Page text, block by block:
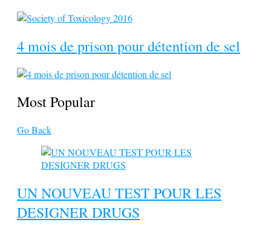
4 mois de prison pour détention de sel
Most Popular
Go Back
UN NOUVEAU TEST POUR LES
DESIGNER DRUGS